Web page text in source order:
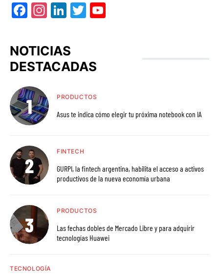
Facebook
Instagram
LinkedIn
Twitter
NOTICIAS
DESTACADAS
PRODUCTOS
Asus te indica cómo elegir tu próxima notebook con IA
FINTECH
GURPI, la fintech argentina, habilita el acceso a activos
productivos de la nueva economía urbana
PRODUCTOS
Las fechas dobles de Mercado Libre y para adquirir
tecnologías Huawei
TECNOLOGÍA